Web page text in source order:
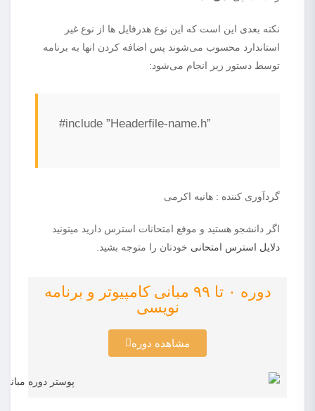
نکته بعدی این است که این نوع هدرفایل ها از نوع غیر
استاندارد محسوب می‌شوند پس اضافه کردن انها به برنامه
توسط دستور زیر انجام می‌شود:
#include ”Headerfile-name.h”
گردآوری کننده : هانیه اکرمی
اگر دانشجو هستید و موفع امتحانات استرس دارید میتونید
دلایل استرس امتحانی خودتان را متوجه بشید.
دوره ۰ تا ۹۹ مبانی کامپیوتر و برنامه
نویسی
مشاهده دوره